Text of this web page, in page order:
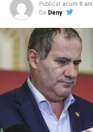
Publicat acum 8 ani
De Deny